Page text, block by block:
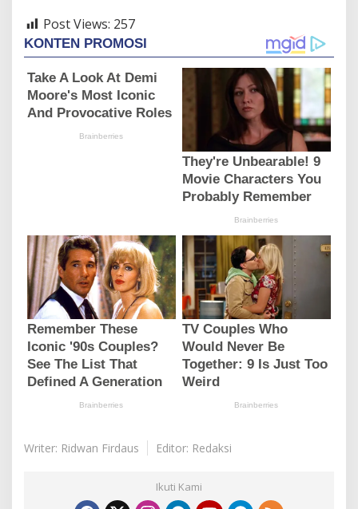
Post Views: 257
Writer: Ridwan Firdaus Editor: Redaksi
Ikuti Kami